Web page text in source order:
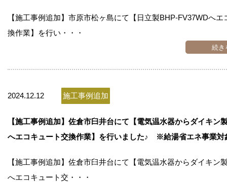
【施工事例追加】市原市松ヶ島にて【日立製BHP-FV37WDへエ
換作業】を行い・・・
続き
2024.12.12 施工事例追加
【施工事例追加】佐倉市臼井台にて【電気温水器からダイキン
へエコキュート交換作業】を行いました♪ ※給湯省エネ事業対
【施工事例追加】佐倉市臼井台にて【電気温水器からダイキン
へエコキュート交・・・